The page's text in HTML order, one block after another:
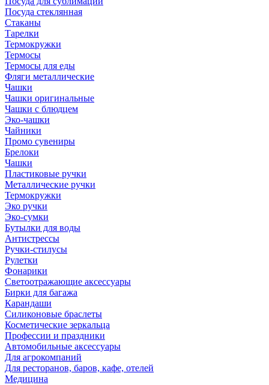
Посуда стеклянная
Стаканы
Тарелки
Термокружки
Термосы
Термосы для еды
Фляги металлические
Чашки
Чашки оригинальные
Чашки с блюдцем
Эко-чашки
Чайники
Промо сувениры
Брелоки
Чашки
Пластиковые ручки
Металлические ручки
Термокружки
Эко ручки
Эко-сумки
Бутылки для воды
Антистрессы
Ручки-стилусы
Рулетки
Фонарики
Светоотражающие аксессуары
Бирки для багажа
Карандаши
Силиконовые браслеты
Косметические зеркальца
Профессии и праздники
Автомобильные аксессуары
Для агрокомпаний
Для ресторанов, баров, кафе, отелей
Медицина